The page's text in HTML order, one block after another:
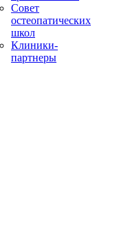
Совет
остеопатических
школ
Клиники-
партнеры